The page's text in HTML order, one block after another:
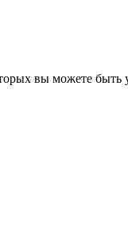
вы можете быть